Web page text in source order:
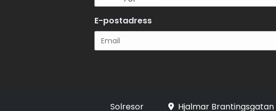
E-postadress
Solresor Hjalmar Brantingsgatan